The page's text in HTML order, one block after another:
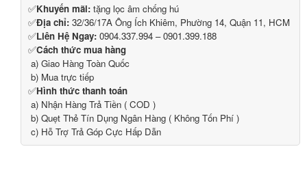
✅Khuyến mãi: tặng lọc âm chống hú
✅Địa chỉ: 32/36/17A Ông Ích Khiêm, Phường 14, Quận 11, HCM
✅Liên Hệ Ngay: 0904.337.994 – 0901.399.188
✅Cách thức mua hàng
a) Giao Hàng Toàn Quốc
b) Mua trực tiếp
✅Hình thức thanh toán
a) Nhận Hàng Trả Tiền ( COD )
b) Quẹt Thẻ Tín Dụng Ngân Hàng ( Không Tốn Phí )
c) Hỗ Trợ Trả Góp Cực Hấp Dẫn